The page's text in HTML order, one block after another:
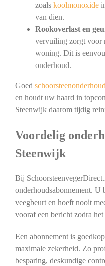
zoals koolmonoxide
van dien.
Rookoverlast en
vervuiling zorgt voor
woning. Dit is
onderhoud.
Goed schoorsteenonderhoud
en houdt uw haard in
Steenwijk daarom tijdig
Voordelig
Steenwijk
Bij
onderhoudsabonnement. U
veegbeurt en hoeft nooit
vooraf een bericht zodra
Een abonnement is
maximale zekerheid. Zo
besparing, deskundige